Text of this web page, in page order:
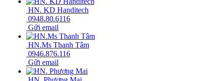
HN. KD Handitech
0948.80.6116
Gửi email
HN.Ms Thanh Tâm
0946.876.116
Gửi email